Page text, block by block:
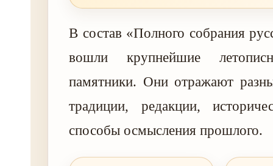
В состав «Полного собрания
вошли крупнейшие
памятники. Они отражают
традиции, редакции,
способы осмысления прошлого.